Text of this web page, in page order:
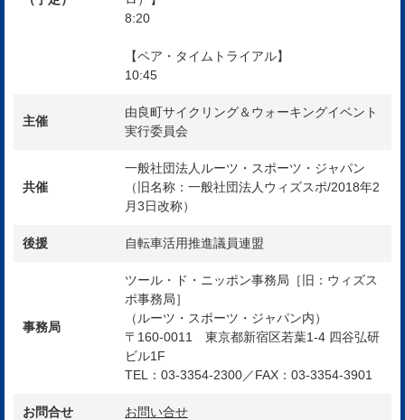
8:20
【ペア・タイムトライアル】
10:45
主催
由良町サイクリング＆ウォーキングイベント
実行委員会
共催
一般社団法人ルーツ・スポーツ・ジャパン
（旧名称：一般社団法人ウィズスポ/2018年2
月3日改称）
後援 自転車活用推進議員連盟
事務局
ツール・ド・ニッポン事務局［旧：ウィズス
ポ事務局］
（ルーツ・スポーツ・ジャパン内）
〒160-0011 東京都新宿区若葉1-4 四谷弘研
ビル1F
TEL：03-3354-2300／FAX：03-3354-3901
お問合せ お問い合せ